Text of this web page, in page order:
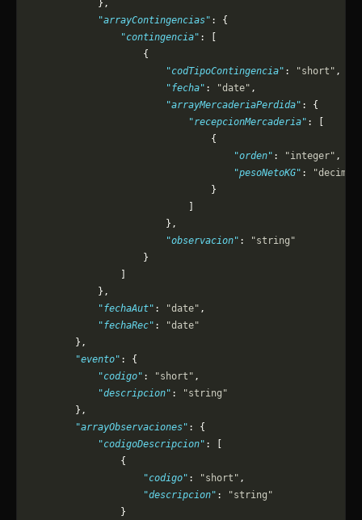
            },
            "arrayContingencias"
: {
                "contingencia"
: [
                    {
                        "codTipoContingencia"
: "short" ,
                        "fecha"
: "date" ,
                        "arrayMercaderiaPerdida"
: {
                            "recepcionMercaderia"
: [
                                {
                                    "orden"
: "integer" ,
                                    "pesoNetoKG"
:
                                }
                        },
                        "observacion"
:
"string"
                    }
            },
            "fechaAut"
: "date" ,
            "fechaRec"
:
"date"
        },
        "evento"
: {
            "codigo"
: "short" ,
            "descripcion"
:
"string"
        },
        "arrayObservaciones"
: {
            "codigoDescripcion"
: [
                {
                    "codigo"
: "short" ,
                    "descripcion"
:
"string"
                }